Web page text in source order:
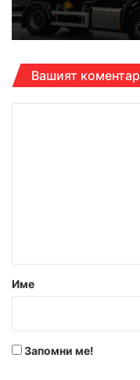
Вашият коментар
р
Име
Запомни ме!